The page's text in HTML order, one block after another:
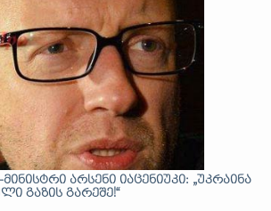
არსენი იაცენიუკი: „უკრაინა
გაზის გარეშე!“